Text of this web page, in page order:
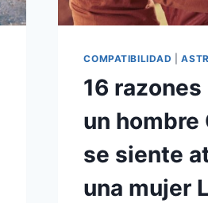
COMPATIBILIDAD |
16
un hombre
se siente
una mujer